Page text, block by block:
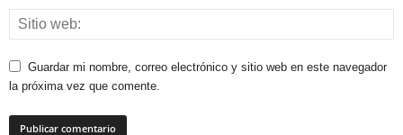
Guardar mi nombre, correo electrónico y sitio web en este navegador
la próxima vez que comente.